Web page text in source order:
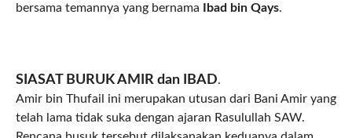
bersama temannya yang bernama
Ibad bin Qays.
SIASAT BURUK AMIR dan IBAD.
Amir bin Thufail ini merupakan utusan dari Bani Amir yang
telah lama tidak suka dengan ajaran Rasulullah SAW.